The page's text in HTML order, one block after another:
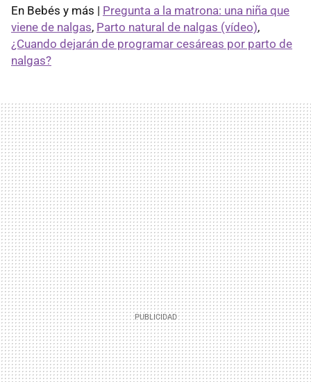
En Bebés y más | Pregunta a la matrona: una niña que
viene de nalgas, Parto natural de nalgas (vídeo),
¿Cuando dejarán de programar cesáreas por parto de
nalgas?